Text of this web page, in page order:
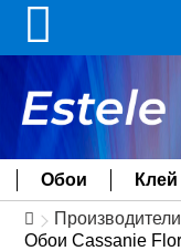
Обои
Производители
Обои Cassanie